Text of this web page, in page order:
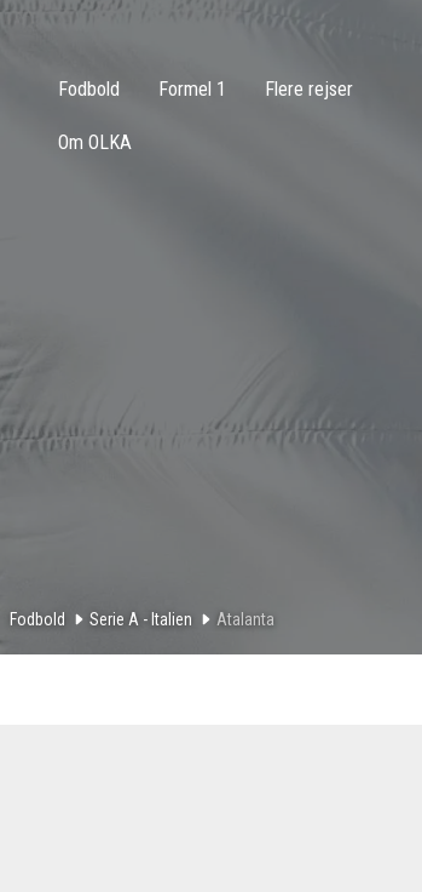
Fodbold Formel 1 Flere rejser
Om OLKA
Fodbold Serie A - Italien Atalanta